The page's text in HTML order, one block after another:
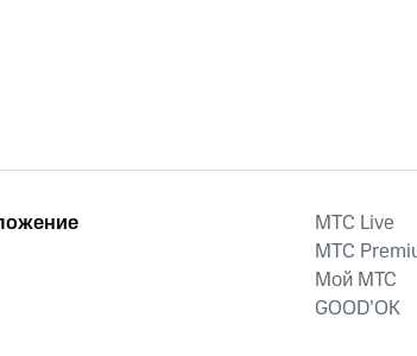
MTС Live
MTС
Мой МТС
GOOD’OK